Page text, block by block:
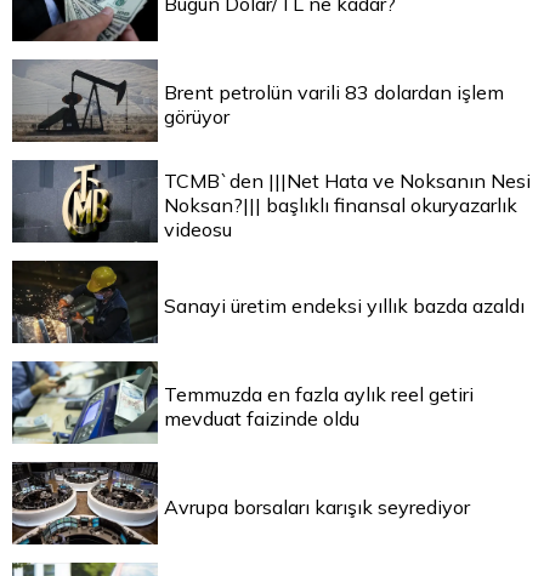
Brent petrolün varili 83 dolardan işlem
görüyor
TCMB`den |||Net Hata ve Noksanın Nesi
Noksan?||| başlıklı finansal okuryazarlık
videosu
Sanayi üretim endeksi yıllık bazda azaldı
Temmuzda en fazla aylık reel getiri
mevduat faizinde oldu
Avrupa borsaları karışık seyrediyor